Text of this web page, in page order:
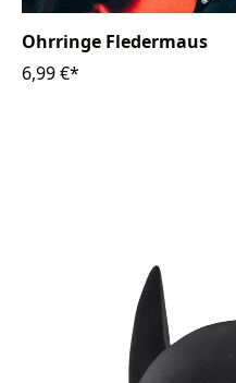
Ohrringe Fledermaus
6,99 €*